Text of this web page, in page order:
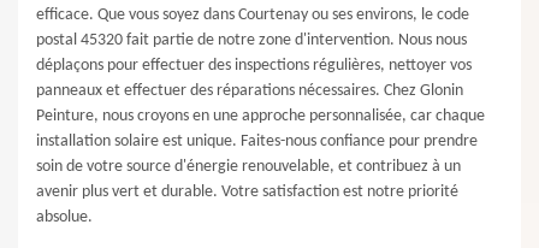
efficace. Que vous soyez dans Courtenay ou ses environs, le code
postal 45320 fait partie de notre zone d'intervention. Nous nous
déplaçons pour effectuer des inspections régulières, nettoyer vos
panneaux et effectuer des réparations nécessaires. Chez Glonin
Peinture, nous croyons en une approche personnalisée, car chaque
installation solaire est unique. Faites-nous confiance pour prendre
soin de votre source d'énergie renouvelable, et contribuez à un
avenir plus vert et durable. Votre satisfaction est notre priorité
absolue.